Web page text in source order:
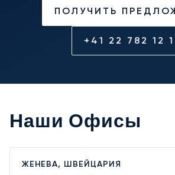
ПОЛУЧИТЬ
+41 22 782 12
Наши Офисы
ЖЕНЕВА, ШВЕЙЦАРИЯ